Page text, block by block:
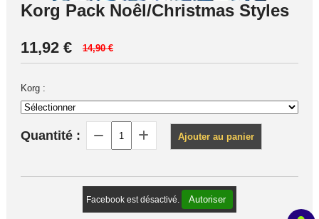
Korg Pack Noêl/Christmas Styles
11,92€ 14,90 €
Korg :
Quantité : Ajouter au panier
Facebook est désactivé. Autoriser